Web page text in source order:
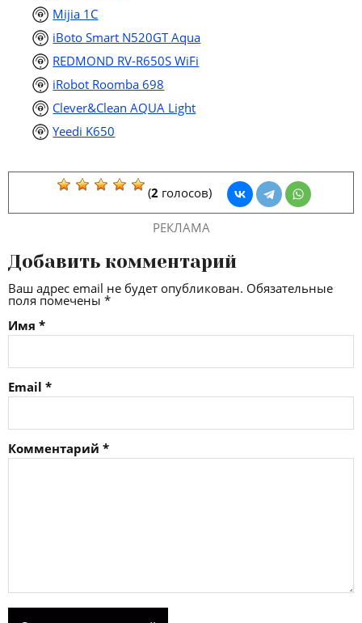
Mijia 1C
iBoto Smart N520GT Aqua
REDMOND RV-R650S WiFi
iRobot Roomba 698
Clever&Clean AQUA Light
Yeedi K650
(2 голосов)
РЕКЛАМА
Добавить комментарий
Ваш адрес email не будет опубликован. Обязательные
поля помечены *
Имя *
Email *
Комментарий *